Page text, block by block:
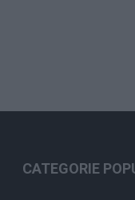
CATEGORIE